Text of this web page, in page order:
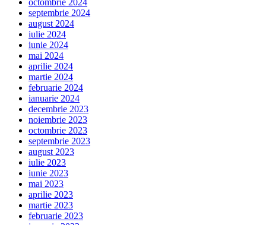
octombrie 2024
septembrie 2024
august 2024
iulie 2024
iunie 2024
mai 2024
aprilie 2024
martie 2024
februarie 2024
ianuarie 2024
decembrie 2023
noiembrie 2023
octombrie 2023
septembrie 2023
august 2023
iulie 2023
iunie 2023
mai 2023
aprilie 2023
martie 2023
februarie 2023